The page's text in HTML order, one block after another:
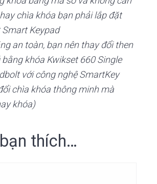
chìa khóa bạn phải lắp đặt
Keypad
an toàn, bạn nên thay đổi then
khóa Kwikset 660 Single
với công nghệ SmartKey
chìa khóa thông minh mà
khóa)
thích…